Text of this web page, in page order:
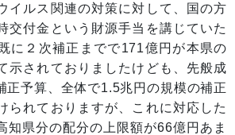
イルス関連の対策に対して、国の方
交付金という財源手当を講じていた
に２次補正までで171億円が本県の
示されておりましたけども、先般成
正予算、全体で1.5兆円の規模の補正
られておりますが、これに対応した
知県分の配分の上限額が66億円あま